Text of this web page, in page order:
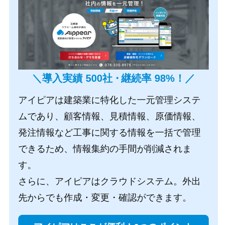
＼導入実績 500社・継続率 98%！／
アイピアは建築業に特化した一元管理システ
ムであり、顧客情報、見積情報、原価情報、
発注情報など工事に関する情報を一括で管理
できるため、情報集約の手間が削減されま
す。
さらに、アイピアはクラウドシステム。外出
先からでも作成・変更・確認ができます。